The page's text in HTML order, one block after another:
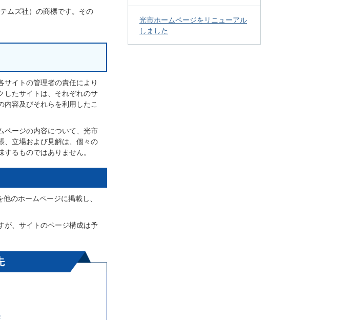
ズ社）の商標です。その
イトの管理者の責任により
したサイトは、それぞれのサ
容及びそれらを利用したこ
ページの内容について、光市
、立場および見解は、個々の
るものではありません。
のホームページに掲載し、
が、サイトのページ構成は予
光市ホームページをリニューアル
しました